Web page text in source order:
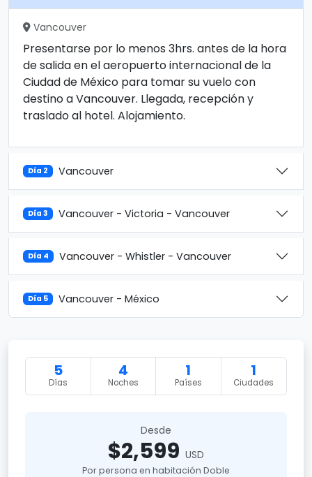
Vancouver
Presentarse por lo menos 3hrs. antes de la hora
de salida en el aeropuerto internacional de la
Ciudad de México para tomar su vuelo con
destino a Vancouver. Llegada, recepción y
traslado al hotel. Alojamiento.
Día 2 Vancouver
Día 3 Vancouver - Victoria - Vancouver
Día 4 Vancouver - Whistler - Vancouver
Día 5 Vancouver - México
5
Días
4
Noches
1
Países
1
Ciudades
Desde
$2,599 USD
Por persona en habitación Doble